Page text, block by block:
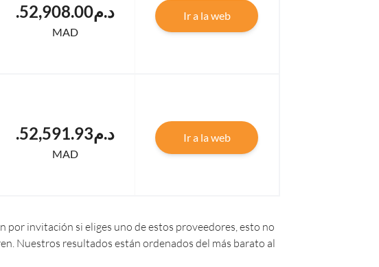
.د.م52,908.00
MAD
Ir a la web
.د.م52,591.93
MAD
Ir a la web
invitación si eliges uno de estos proveedores, esto no
Nuestros resultados están ordenados del más barato al